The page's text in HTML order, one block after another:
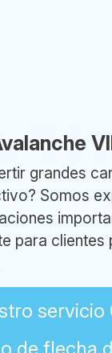
grandes
Somos
para clientes
servicio